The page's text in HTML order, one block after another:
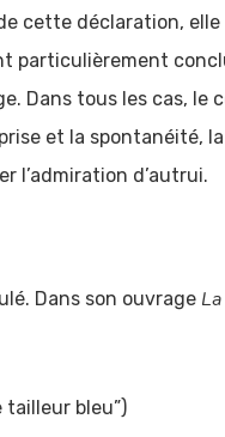
cette déclaration, elle
particulièrement
Dans tous les cas, le
et la spontanéité,
l’admiration d’autrui.
Dans son ouvrage
tailleur bleu”)